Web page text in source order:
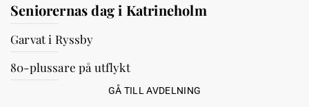
Seniorernas dag i Katrineholm
Garvat i Ryssby
80-plussare på utflykt
GÅ TILL AVDELNING